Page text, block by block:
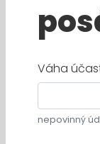
Váha
nepovinný